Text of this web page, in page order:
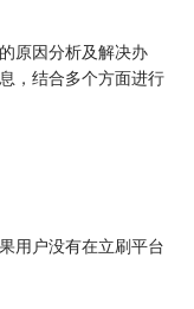
原因分析及解决办
，结合多个方面进行
用户没有在立刷平台